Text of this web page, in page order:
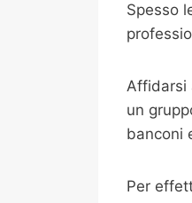
Spesso
Affidarsi
un
banconi
Per